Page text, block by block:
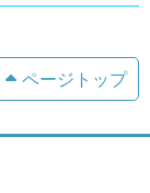
ページトップ